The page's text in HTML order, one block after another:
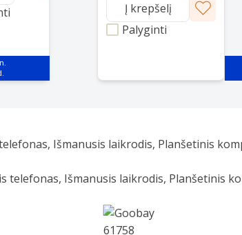
Į krepšelį
Palyginti
Išmanusis laikrodis, Planšetinis